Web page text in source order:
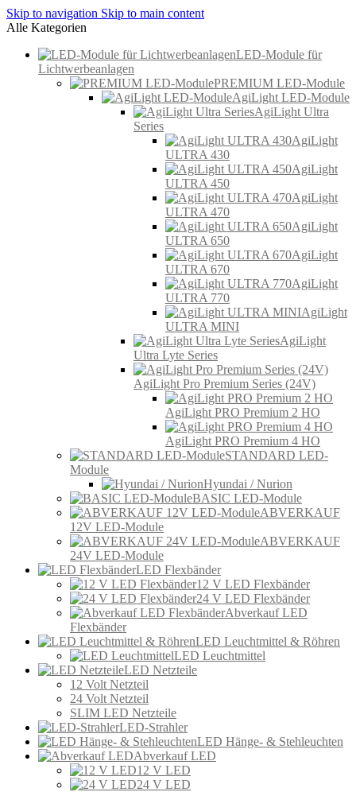
Skip to navigation Skip to main content
Alle Kategorien
LED-Module für
Lichtwerbeanlagen
PREMIUM LED-Module
AgiLight LED-Module
AgiLight Ultra
Series
AgiLight
ULTRA 430
AgiLight
ULTRA 450
AgiLight
ULTRA 470
AgiLight
ULTRA 650
AgiLight
ULTRA 670
AgiLight
ULTRA 770
AgiLight
ULTRA MINI
AgiLight
Ultra Lyte Series
AgiLight Pro Premium Series (24V)
AgiLight PRO Premium 2 HO
AgiLight PRO Premium 4 HO
STANDARD LED-
Module
Hyundai / Nurion
BASIC LED-Module
ABVERKAUF
12V LED-Module
ABVERKAUF
24V LED-Module
LED Flexbänder
12 V LED Flexbänder
24 V LED Flexbänder
Abverkauf LED
Flexbänder
LED Leuchtmittel & Röhren
LED Leuchtmittel
LED Netzteile
12 Volt Netzteil
24 Volt Netzteil
SLIM LED Netzteile
LED-Strahler
LED Hänge- & Stehleuchten
Abverkauf LED
12 V LED
24 V LED